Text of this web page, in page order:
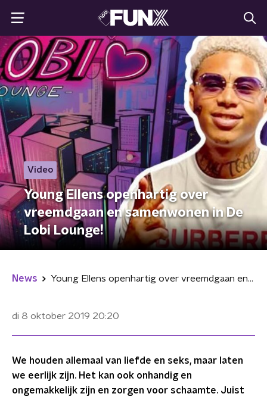
Video
Young Ellens openhartig over
vreemdgaan en samenwonen in De
Lobi Lounge!
News Young Ellens openhartig over vreemdgaan en samenwonen in De Lobi Lounge!
di 8 oktober 2019 20:20
We houden allemaal van liefde en seks, maar laten
we eerlijk zijn. Het kan ook onhandig en
ongemakkelijk zijn en zorgen voor schaamte. Juist